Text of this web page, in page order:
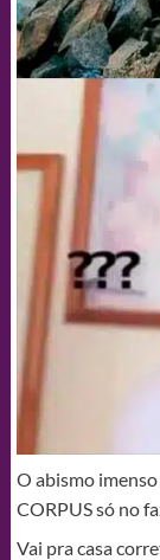
O abismo
CORPUS só no
Vai pra casa